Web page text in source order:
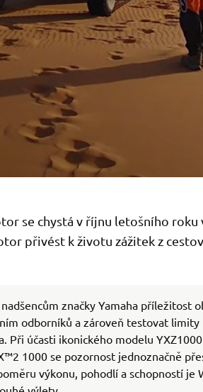
se chystá v říjnu letošního roku
přivést k životu zážitek z
značky Yamaha příležitost
odborníků a zároveň testovat limity
Při účasti ikonického modelu
1000 se pozornost jednoznačně
výkonu, pohodlí a schopností je